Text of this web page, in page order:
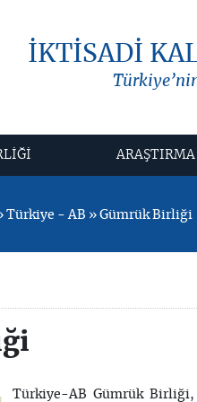
İKTİSADİ
ARAŞTIRMA
Türkiye - AB » Gümrük Birliği
Türkiye-AB Gümrük